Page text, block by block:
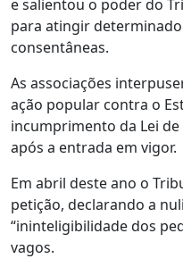
e salientou o poder do
para atingir
consentâneas.
As associações
ação popular contra o
incumprimento da Lei de
após a entrada em vigor.
Em abril deste ano o
petição, declarando a
“ininteligibilidade dos
vagos.